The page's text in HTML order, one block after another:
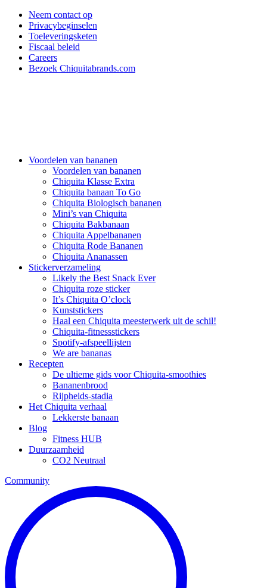
Neem contact op
Privacybeginselen
Toeleveringsketen
Fiscaal beleid
Careers
Bezoek Chiquitabrands.com
Voordelen van bananen
Voordelen van bananen
Chiquita Klasse Extra
Chiquita banaan To Go
Chiquita Biologisch bananen
Mini’s van Chiquita
Chiquita Bakbanaan
Chiquita Appelbananen
Chiquita Rode Bananen
Chiquita Ananassen
Stickerverzameling
Likely the Best Snack Ever
Chiquita roze sticker
It’s Chiquita O’clock
Kunststickers
Haal een Chiquita meesterwerk uit de schil!
Chiquita-fitnessstickers
Spotify-afspeellijsten
We are bananas
Recepten
De ultieme gids voor Chiquita-smoothies
Bananenbrood
Rijpheids-stadia
Het Chiquita verhaal
Lekkerste banaan
Blog
Fitness HUB
Duurzaamheid
CO2 Neutraal
Community